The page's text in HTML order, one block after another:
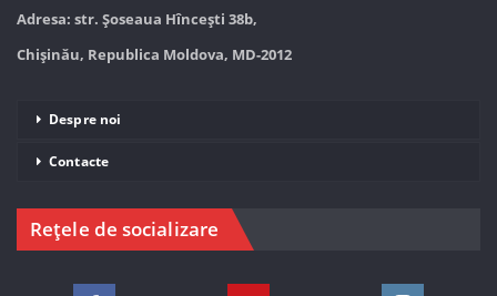
Adresa: str. Șoseaua Hînceşti 38b,
Chișinău, Republica Moldova, MD-2012
Despre noi
Contacte
Rețele de socializare